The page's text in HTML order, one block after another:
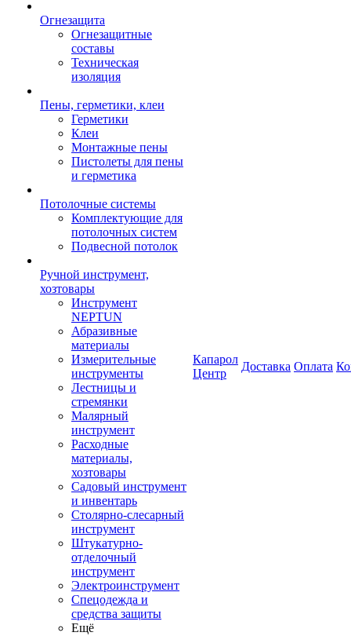
Огнезащита
Огнезащитные
составы
Техническая
изоляция
Пены, герметики, клеи
Герметики
Клеи
Монтажные пены
Пистолеты для пены
и герметика
Потолочные системы
Комплектующие для
потолочных систем
Подвесной потолок
Ручной инструмент,
хозтовары
Инструмент
NEPTUN
Абразивные
материалы
Измерительные
инструменты
Лестницы и
стремянки
Малярный
инструмент
Расходные
материалы,
хозтовары
Садовый инструмент
и инвентарь
Столярно-слесарный
инструмент
Штукатурно-
отделочный
инструмент
Электроинструмент
Спецодежда и
средства защиты
Ещё
Капарол
Центр
Доставка Оплата